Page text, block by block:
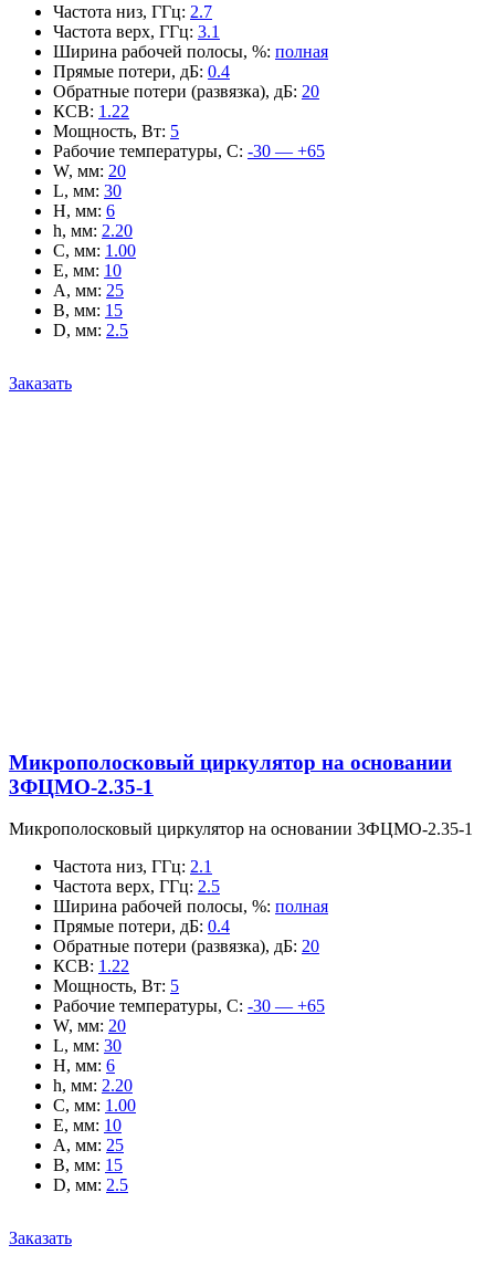
Частота низ, ГГц: 2.7
Частота верх, ГГц: 3.1
Ширина рабочей полосы, %: полная
Прямые потери, дБ: 0.4
Обратные потери (развязка), дБ: 20
КСВ: 1.22
Мощность, Вт: 5
Рабочие температуры, С: -30 — +65
W, мм: 20
L, мм: 30
H, мм: 6
h, мм: 2.20
C, мм: 1.00
E, мм: 10
A, мм: 25
B, мм: 15
D, мм: 2.5
Заказать
Микрополосковый циркулятор на основании
3ФЦМО-2.35-1
Микрополосковый циркулятор на основании 3ФЦМО-2.35-1
Частота низ, ГГц: 2.1
Частота верх, ГГц: 2.5
Ширина рабочей полосы, %: полная
Прямые потери, дБ: 0.4
Обратные потери (развязка), дБ: 20
КСВ: 1.22
Мощность, Вт: 5
Рабочие температуры, С: -30 — +65
W, мм: 20
L, мм: 30
H, мм: 6
h, мм: 2.20
C, мм: 1.00
E, мм: 10
A, мм: 25
B, мм: 15
D, мм: 2.5
Заказать